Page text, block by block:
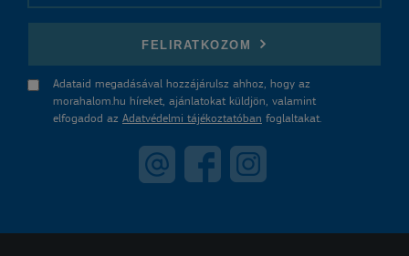
FELIRATKOZOM
Adataid megadásával hozzájárulsz ahhoz, hogy az
morahalom.hu híreket, ajánlatokat küldjön, valamint
elfogadod az Adatvédelmi tájékoztatóban foglaltakat.